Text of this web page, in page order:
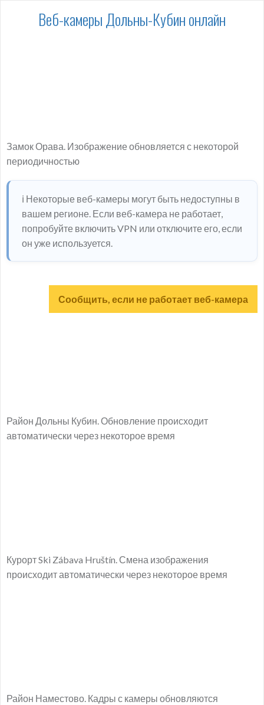
Веб-камеры Дольны-Кубин онлайн
Замок Орава. Изображение обновляется с некоторой
периодичностью
ℹ️ Некоторые веб-камеры могут быть недоступны в
вашем регионе. Если веб-камера не работает,
попробуйте включить VPN или отключите его, если
он уже используется.
Сообщить, если не работает веб-камера
Район Дольны Кубин. Обновление происходит
автоматически через некоторое время
Курорт Ski Zábava Hruštín. Смена изображения
происходит автоматически через некоторое время
Район Наместово. Кадры с камеры обновляются